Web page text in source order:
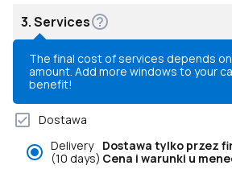
3.Services
The final cost of services depends
amount. Add more windows to your
benefit!
Dostawa
Delivery
(10 days)
Dostawa tylko przez
Cena i warunki u